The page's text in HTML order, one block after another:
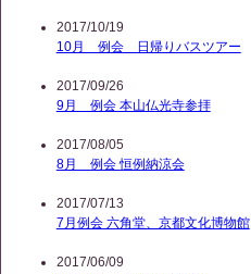
2017/10/19
10月 例会 日帰りバスツアー
2017/09/26
9月 例会 本山仏光寺参拝
2017/08/05
8月 例会 恒例納涼会
2017/07/13
7月例会 六角堂、京都文化博物館
2017/06/09